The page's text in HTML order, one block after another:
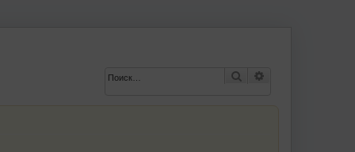
Поиск